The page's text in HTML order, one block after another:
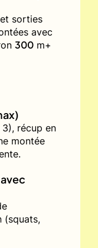
sorties
avec
300 m+
récup en
montée
(squats,